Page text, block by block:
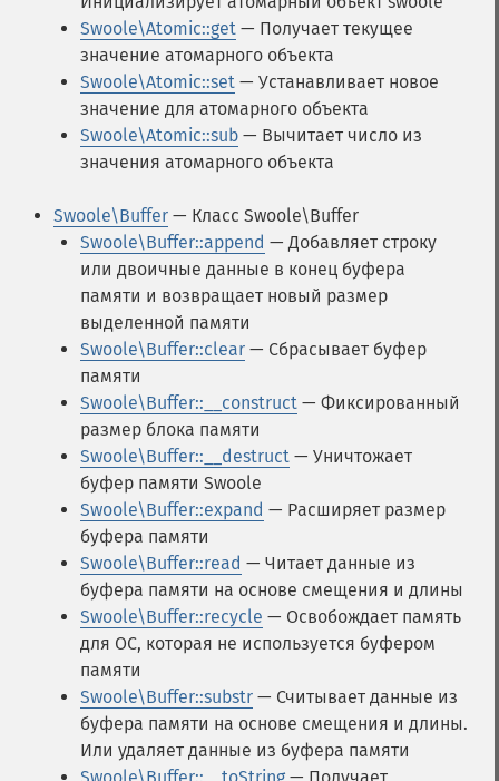
Swoole\Atomic::get — Получает текущее
значение атомарного объекта
Swoole\Atomic::set — Устанавливает новое
значение для атомарного объекта
Swoole\Atomic::sub — Вычитает число из
значения атомарного объекта
Swoole\Buffer — Класс Swoole\Buffer
Swoole\Buffer::append — Добавляет строку
или двоичные данные в конец буфера
памяти и возвращает новый размер
выделенной памяти
Swoole\Buffer::clear — Сбрасывает буфер
памяти
Swoole\Buffer::__construct — Фиксированный
размер блока памяти
Swoole\Buffer::__destruct — Уничтожает
буфер памяти Swoole
Swoole\Buffer::expand — Расширяет размер
буфера памяти
Swoole\Buffer::read — Читает данные из
буфера памяти на основе смещения и длины
Swoole\Buffer::recycle — Освобождает память
для ОС, которая не используется буфером
памяти
Swoole\Buffer::substr — Считывает данные из
буфера памяти на основе смещения и длины.
Или удаляет данные из буфера памяти